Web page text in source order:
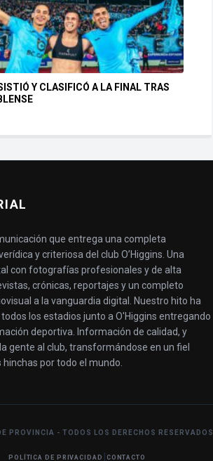
Y CLASIFICÓ A LA FINAL TRAS
que entrega una completa
y criteriosa del club O’Higgins. Una
con fotografías profesionales y de alta
crónicas, reportajes y un completo
a la vanguardia digital. Nuestro hito ha
los estadios junto a O'Higgins entregando
deportiva. Información de calidad, y
gente al club, transformándose en un fiel
por todo el mundo.
PROVINCIA - TODOS LOS DERECHOS RESERVADOS
POLÍTICA DE PRIVACIDAD | CONTACTO